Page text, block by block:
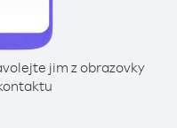
jim z obrazovky